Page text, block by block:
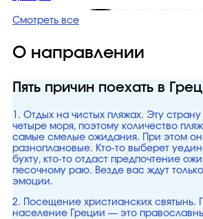
Смотреть все
О направлении
Пять причин поехать в
1. Отдых на чистых пляжах. Эту
четыре моря, поэтому количество
самые смелые ожидания. При этом
разноплановые. Кто-то выберет
бухту, кто-то отдаст предпочтение
песочному раю. Везде вас ждут
эмоции.
2. Посещение христианских святынь.
население Греции — это